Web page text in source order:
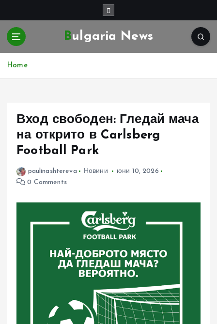
Bulgaria News
Home
Вход свободен: Гледай мача
на открито в Carlsberg
Football Park
paulinashtereva Новини
юни 10, 2026
0 Comments